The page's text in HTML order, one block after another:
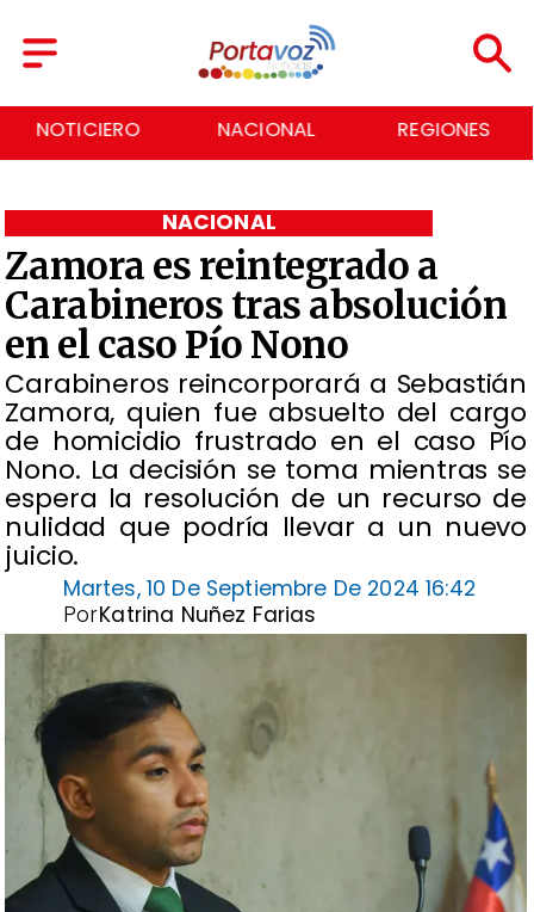
NACIONAL REGIONES ECONOMÍA
Zamora es reintegrado a
Carabineros tras absolución
en el caso Pío Nono
​Carabineros reincorporará a Sebastián
Zamora, quien fue absuelto del cargo
de homicidio frustrado en el caso Pío
Nono. La decisión se toma mientras se
espera la resolución de un recurso de
nulidad que podría llevar a un nuevo
juicio.
NACIONAL
Martes, 10 De Septiembre De 2024 16:42
Katrina Nuñez Farias
Por